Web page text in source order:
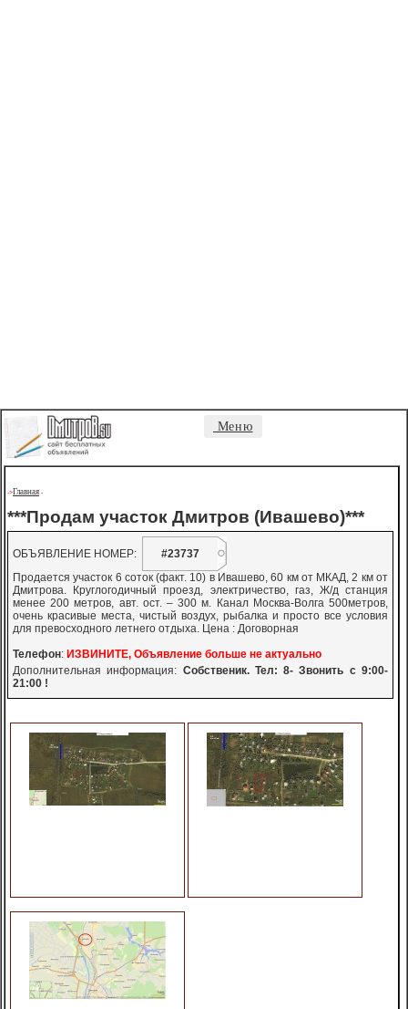
Меню
->Главная -
***Продам участок Дмитров (Ивашево)***
ОБЪЯВЛЕНИЕ НОМЕР:
#23737
Продается участок 6 соток (факт. 10) в Ивашево, 60 км от МКАД, 2 км от
Дмитрова. Круглогодичный проезд, электричество, газ, Ж/д станция
менее 200 метров, авт. ост. – 300 м. Канал Москва-Волга 500метров,
очень красивые места, чистый воздух, рыбалка и просто все условия
для превосходного летнего отдыха. Цена : Договорная
Телефон: ИЗВИНИТЕ, Объявление больше не актуально
Дополнительная информация: Собственик. Тел: 8- Звонить с 9:00-
21:00 !